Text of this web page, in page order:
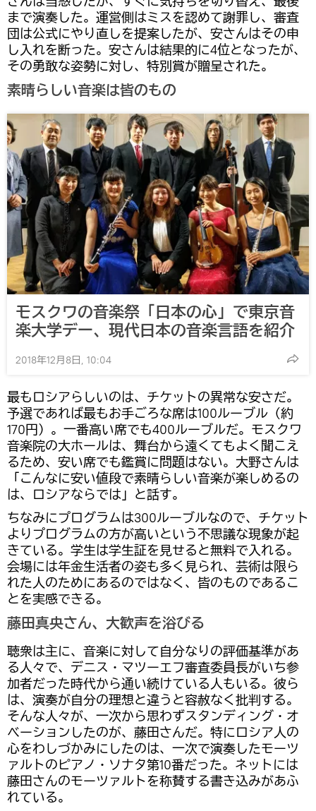
まで演奏した。運営側はミスを認めて謝罪し、審査
団は公式にやり直しを提案したが、安さんはその申
し入れを断った。安さんは結果的に4位となったが、
その勇敢な姿勢に対し、特別賞が贈呈された。
素晴らしい音楽は皆のもの
モスクワの音楽祭「日本の心」で東京音
楽大学デー、現代日本の音楽言語を紹介
2018年12月8日, 10:04
最もロシアらしいのは、チケットの異常な安さだ。
予選であれば最もお手ごろな席は100ルーブル（約
170円）。一番高い席でも400ルーブルだ。モスクワ
音楽院の大ホールは、舞台から遠くてもよく聞こえ
るため、安い席でも鑑賞に問題はない。大野さんは
「こんなに安い値段で素晴らしい音楽が楽しめるの
は、ロシアならでは」と話す。
ちなみにプログラムは300ルーブルなので、チケット
よりプログラムの方が高いという不思議な現象が起
きている。学生は学生証を見せると無料で入れる。
会場には年金生活者の姿も多く見られ、芸術は限ら
れた人のためにあるのではなく、皆のものであるこ
とを実感できる。
藤田真央さん、大歓声を浴びる
聴衆は主に、音楽に対して自分なりの評価基準があ
る人々で、デニス・マツーエフ審査委員長がいち参
加者だった時代から通い続けている人もいる。彼ら
は、演奏が自分の理想と違うと容赦なく批判する。
そんな人々が、一次から思わずスタンディング・オ
べーションしたのが、藤田さんだ。特にロシア人の
心をわしづかみにしたのは、一次で演奏したモーツ
ァルトのピアノ・ソナタ第10番だった。ネットには
藤田さんのモーツァルトを称賛する書き込みがあふ
れている。